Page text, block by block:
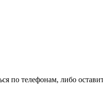
по телефонам, либо